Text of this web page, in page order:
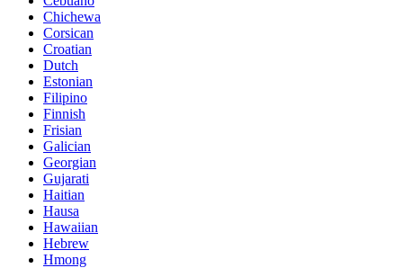
Chichewa
Corsican
Croatian
Dutch
Estonian
Filipino
Finnish
Frisian
Galician
Georgian
Gujarati
Haitian
Hausa
Hawaiian
Hebrew
Hmong